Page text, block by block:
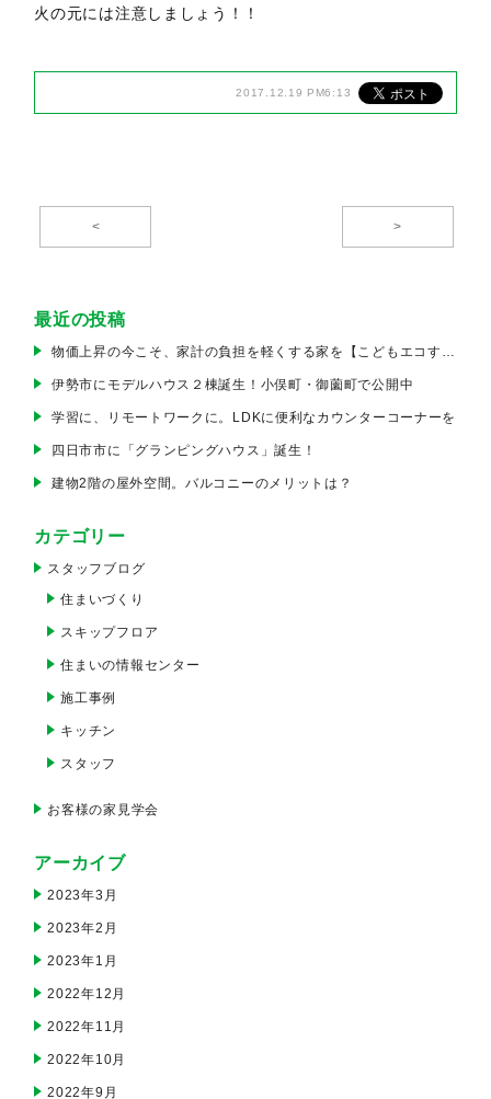
火の元には注意しましょう！！
2017.12.19 PM6:13
< >
最近の投稿
物価上昇の今こそ、家計の負担を軽くする家を【こどもエコすまい支援事業】
伊勢市にモデルハウス２棟誕生！小俣町・御薗町で公開中
学習に、リモートワークに。LDKに便利なカウンターコーナーを
四日市市に「グランピングハウス」誕生！
建物2階の屋外空間。バルコニーのメリットは？
カテゴリー
スタッフブログ
住まいづくり
スキップフロア
住まいの情報センター
施工事例
キッチン
スタッフ
お客様の家見学会
アーカイブ
2023年3月
2023年2月
2023年1月
2022年12月
2022年11月
2022年10月
2022年9月